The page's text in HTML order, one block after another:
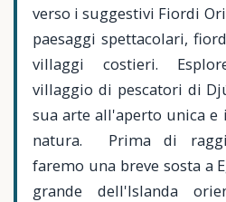
verso i suggestivi Fiordi
paesaggi spettacolari,
villaggi costieri.
villaggio di pescatori di
sua arte all'aperto unica
natura. Prima di
faremo una breve sosta a
grande dell'Islanda